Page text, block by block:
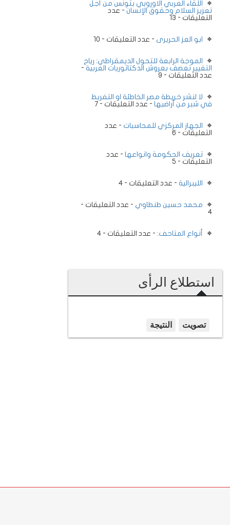
اللقاء العربي الاوروبي بتونس من أجل
تعزيز السلام وحقوق الإنسان - عدد
التعليقات - 13
ابو العز الحريرى - عدد التعليقات - 10
الموجة الرابعة للتحول الديمقراطي: رياح
التغيير تعصف بعروش الدكتاتوريات العربية -
عدد التعليقات - 9
لا لنشر خريطة مصر الخاطئة او التفريط
في شبر من أراضيها - عدد التعليقات - 7
الجهاز المركزي للمحاسبات - عدد
التعليقات - 6
تعريف الحكومة وانواعها - عدد
التعليقات - 5
الليبرالية - عدد التعليقات - 4
محمد حسين طنطاوي - عدد التعليقات -
4
أنواع المتاحف: - عدد التعليقات - 4
استطلاع الرأى